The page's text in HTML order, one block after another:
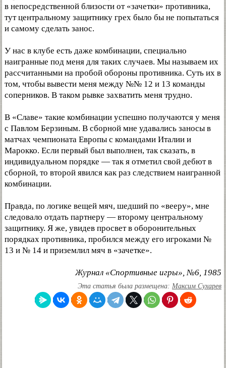
в непосредственной близости от «зачетки» противника,
тут центральному защитнику грех было бы не попытаться
и самому сделать занос.
У нас в клубе есть даже комбинации, специально
наигранные под меня для таких случаев. Мы называем их
рассчитанными на пробой обороны противника. Суть их в
том, чтобы вывести меня между №№ 12 и 13 команды
соперников. В таком рывке захватить меня трудно.
В «Славе» такие комбинации успешно получаются у меня
с Павлом Берзиным. В сборной мне удавались заносы в
матчах чемпионата Европы с командами Италии и
Марокко. Если первый был выполнен, так сказать, в
индивидуальном порядке — так я отметил свой дебют в
сборной, то второй явился как раз следствием наигранной
комбинации.
Правда, по логике вещей мяч, шедший по «вееру», мне
следовало отдать партнеру — второму центральному
защитнику. Я же, увидев просвет в оборонительных
порядках противника, пробился между его игроками №
13 и № 14 и приземлил мяч в «зачетке».
Журнал «Спортивные игры», №6, 1985
Эта статья была размещена: Максим Сухарев